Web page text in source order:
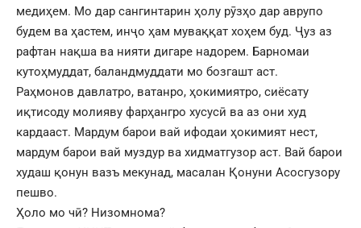
медиҳем. Мо дар сангинтарин ҳолу рӯзҳо дар аврупо
будем ва ҳастем, инҷо ҳам муваққат хоҳем буд. Ҷуз аз
рафтан нақша ва нияти дигаре надорем. Барномаи
кутоҳмуддат, баландмуддати мо бозгашт аст.
Раҳмонов давлатро, ватанро, ҳокимиятро, сиёсату
иқтисоду молияву фарҳангро хусусӣ ва аз они худ
кардааст. Мардум барои вай ифодаи ҳокимият нест,
мардум барои вай муздур ва хидматгузор аст. Вай барои
худаш қонун вазъ мекунад, масалан Қонуни Асосгузору
пешво.
Ҳоло мо чӣ? Низомнома?